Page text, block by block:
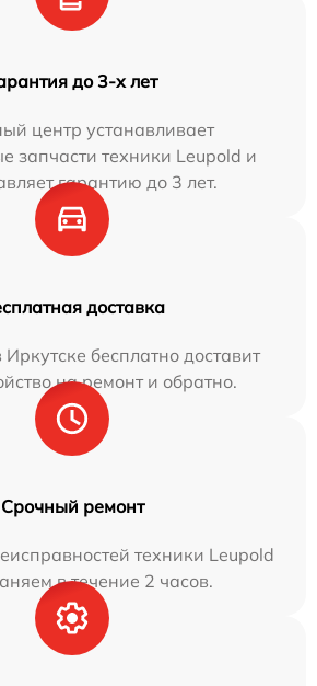
до 3-х лет
центр устанавливает
запчасти техники Leupold и
гарантию до 3 лет.
доставка
бесплатно доставит
на ремонт и обратно.
Срочный ремонт
техники Leupold
в течение 2 часов.